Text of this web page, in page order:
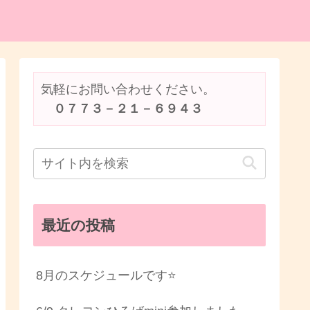
気軽にお問い合わせください。
０７７３－２１－６９４３
最近の投稿
8月のスケジュールです⭐